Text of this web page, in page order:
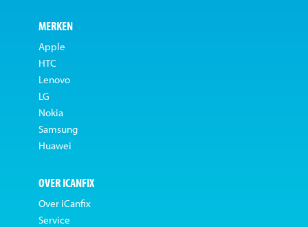
MERKEN
Apple
HTC
Lenovo
LG
Nokia
Samsung
Huawei
OVER ICANFIX
Over iCanfix
Service